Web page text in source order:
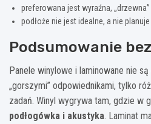
preferowana jest wyraźna,
podłoże nie jest idealne, a nie
Podsumowanie
Panele winylowe i laminowane nie
„gorszymi” odpowiednikami, tylko
zadań. Winyl wygrywa tam, gdzie w
podłogówka i akustyka. Laminat